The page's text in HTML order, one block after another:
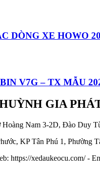
DÒNG XE HOWO
V7G – TX MẪU
GIA
Nam 3-2D, Đào Duy
KP Tân Phú 1, Phường
https://xedaukeocu.com/ -